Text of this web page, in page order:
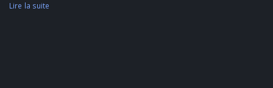
Lire la suite